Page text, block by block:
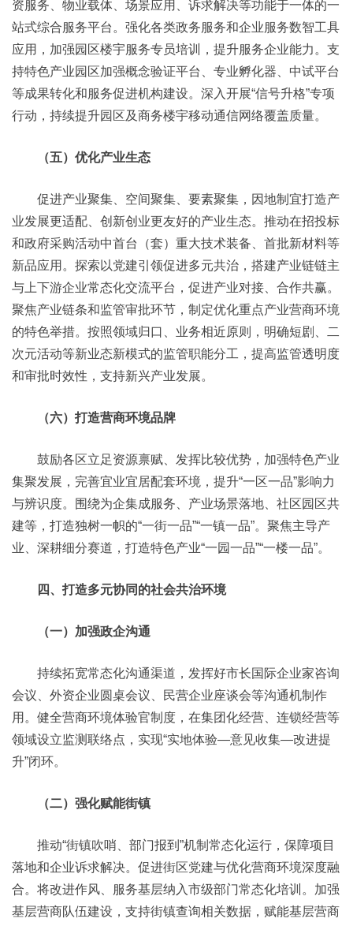
资服务、物业载体、场景应用、诉求解决等功能于一体的一
站式综合服务平台。强化各类政务服务和企业服务数智工具
应用，加强园区楼宇服务专员培训，提升服务企业能力。支
持特色产业园区加强概念验证平台、专业孵化器、中试平台
等成果转化和服务促进机构建设。深入开展“信号升格”专项
行动，持续提升园区及商务楼宇移动通信网络覆盖质量。
（五）优化产业生态
促进产业聚集、空间聚集、要素聚集，因地制宜打造产
业发展更适配、创新创业更友好的产业生态。推动在招投标
和政府采购活动中首台（套）重大技术装备、首批新材料等
新品应用。探索以党建引领促进多元共治，搭建产业链链主
与上下游企业常态化交流平台，促进产业对接、合作共赢。
聚焦产业链条和监管审批环节，制定优化重点产业营商环境
的特色举措。按照领域归口、业务相近原则，明确短剧、二
次元活动等新业态新模式的监管职能分工，提高监管透明度
和审批时效性，支持新兴产业发展。
（六）打造营商环境品牌
鼓励各区立足资源禀赋、发挥比较优势，加强特色产业
集聚发展，完善宜业宜居配套环境，提升“一区一品”影响力
与辨识度。围绕为企集成服务、产业场景落地、社区园区共
建等，打造独树一帜的“一街一品”“一镇一品”。聚焦主导产
业、深耕细分赛道，打造特色产业“一园一品”“一楼一品”。
四、打造多元协同的社会共治环境
（一）加强政企沟通
持续拓宽常态化沟通渠道，发挥好市长国际企业家咨询
会议、外资企业圆桌会议、民营企业座谈会等沟通机制作
用。健全营商环境体验官制度，在集团化经营、连锁经营等
领域设立监测联络点，实现“实地体验—意见收集—改进提
升”闭环。
（二）强化赋能街镇
推动“街镇吹哨、部门报到”机制常态化运行，保障项目
落地和企业诉求解决。促进街区党建与优化营商环境深度融
合。将改进作风、服务基层纳入市级部门常态化培训。加强
基层营商队伍建设，支持街镇查询相关数据，赋能基层营商